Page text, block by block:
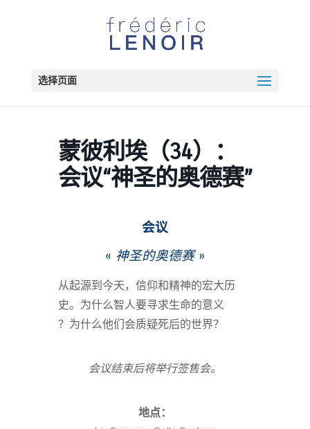
选择页面
蒙彼利埃（34）：
会议“神圣的奥德赛”
会议
« 神圣的奥德赛»
从起源到今天，信仰和精神的宏大历
史。为什么智人要寻求生命的意义
？为什么他们会质疑死后的世界？
会议结束后将举行签售会。
地点：